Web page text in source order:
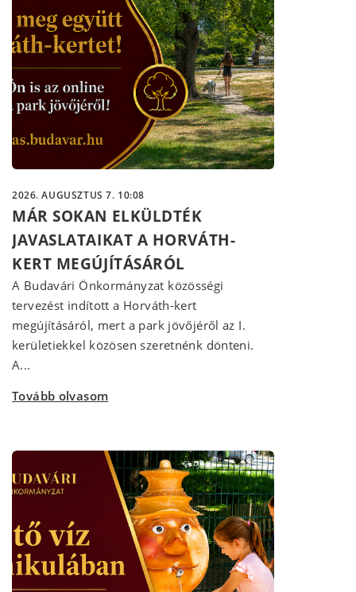
2026. AUGUSZTUS 7. 10:08
MÁR SOKAN ELKÜLDTÉK
JAVASLATAIKAT A HORVÁTH-
KERT MEGÚJÍTÁSÁRÓL
A Budavári Önkormányzat közösségi
tervezést indított a Horváth-kert
megújításáról, mert a park jövőjéről az I.
kerületiekkel közösen szeretnénk dönteni.
A...
Tovább olvasom